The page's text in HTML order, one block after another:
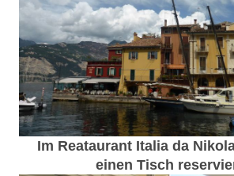
Im Reataurant Italia da
einen Tisch